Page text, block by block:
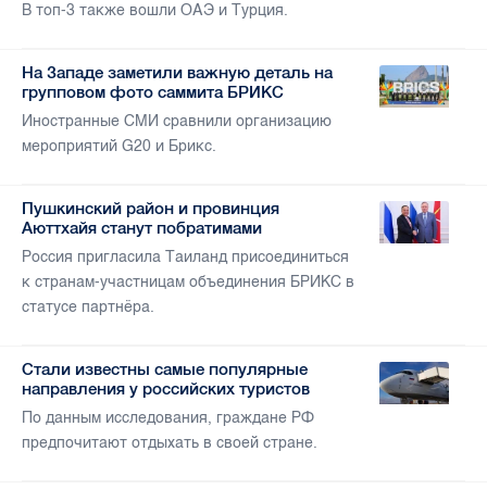
В топ-3 также вошли ОАЭ и Турция.
На Западе заметили важную деталь на
групповом фото саммита БРИКС
Иностранные СМИ сравнили организацию
мероприятий G20 и Брикс.
Пушкинский район и провинция
Аюттхайя станут побратимами
Россия пригласила Таиланд присоединиться
к странам-участницам объединения БРИКС в
статусе партнёра.
Стали известны самые популярные
направления у российских туристов
По данным исследования, граждане РФ
предпочитают отдыхать в своей стране.